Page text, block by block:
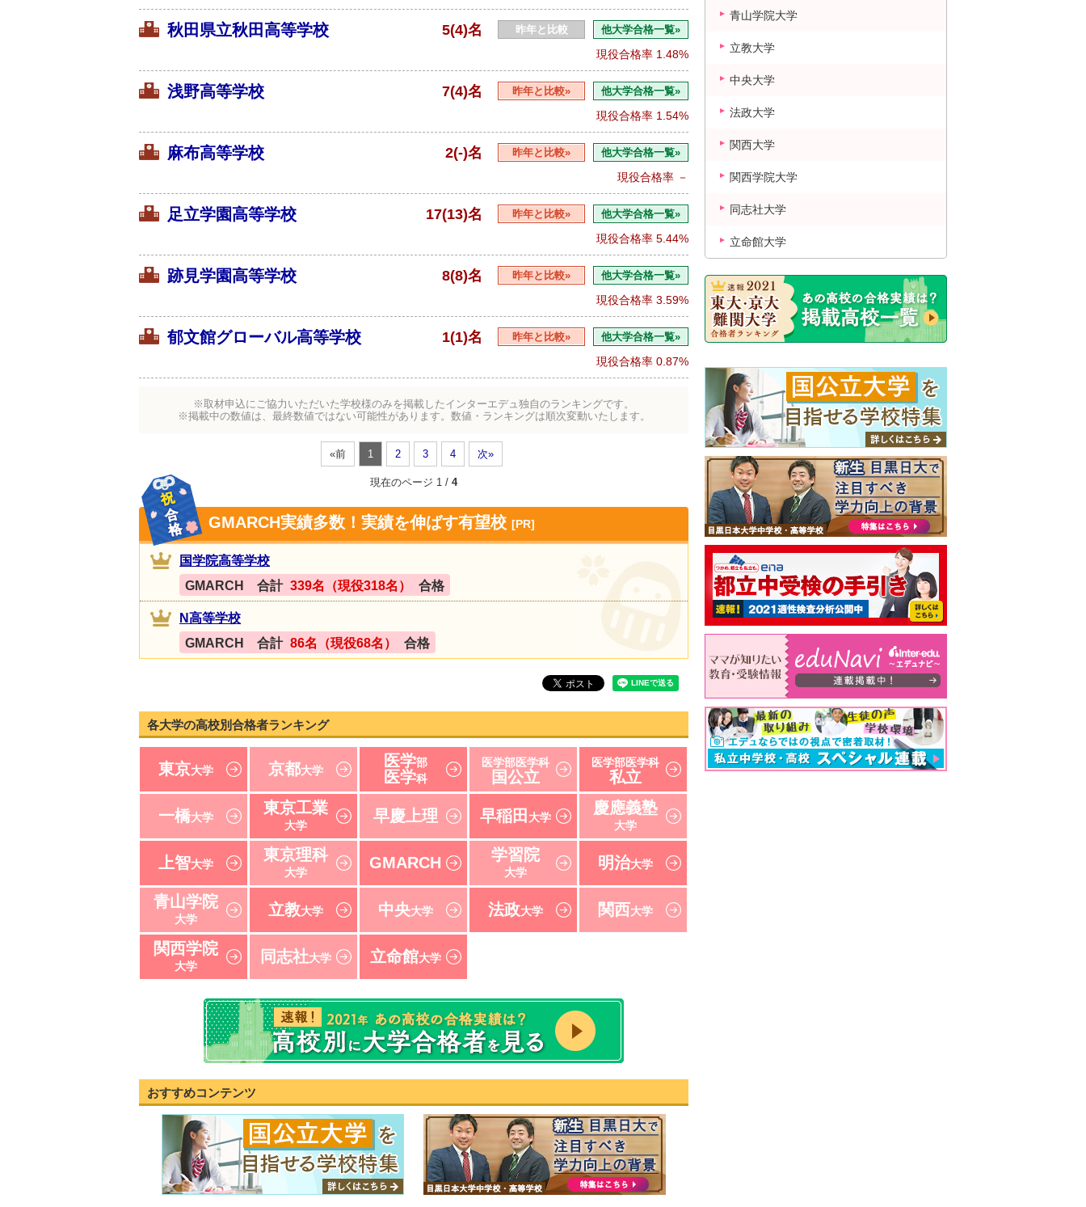
秋田県立秋田高等学校 5(4)名 昨年と比較 他大学合格一覧»
現役合格率 1.48%
浅野高等学校 7(4)名 昨年と比較» 他大学合格一覧»
現役合格率 1.54%
麻布高等学校 2(-)名 昨年と比較» 他大学合格一覧»
現役合格率 －
足立学園高等学校 17(13)名 昨年と比較» 他大学合格一覧»
現役合格率 5.44%
跡見学園高等学校 8(8)名 昨年と比較» 他大学合格一覧»
現役合格率 3.59%
郁文館グローバル高等学校 1(1)名 昨年と比較» 他大学合格一覧»
現役合格率 0.87%
※取材申込にご協力いただいた学校様のみを掲載したインターエデュ独自のランキングです。
※掲載中の数値は、最終数値ではない可能性があります。数値・ランキングは順次変動いたします。
«前 1 2 3 4 次»
現在のページ 1 / 4
GMARCH実績多数！実績を伸ばす有望校 [PR]
国学院高等学校
GMARCH 合計 339名（現役318名） 合格
N高等学校
GMARCH 合計 86名（現役68名） 合格
各大学の高校別合格者ランキング
東京大学 京都大学
医学部
医学科
医学部医学科
国公立
医学部医学科
私立
一橋大学
東京工業
大学
早慶上理 早稲田 大学
慶應義塾
大学
上智大学
東京理科
大学
GMARCH 学習院
大学
明治大学
青山学院
大学
立教大学 中央大学 法政大学 関西大学
関西学院
大学
同志社大学 立命館大学
おすすめコンテンツ
青山学院大学
立教大学
中央大学
法政大学
関西大学
関西学院大学
同志社大学
立命館大学